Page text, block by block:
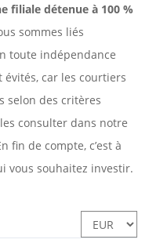
filiale détenue à 100 %
sommes liés
toute indépendance
évités, car les courtiers
selon des critères
consulter dans notre
fin de compte, c’est à
vous souhaitez investir.